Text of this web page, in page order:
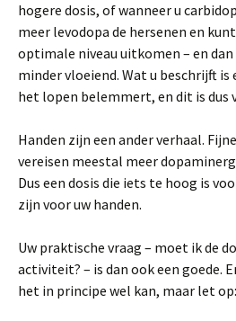
hogere dosis, of wanneer u
meer levodopa de hersenen en
optimale niveau uitkomen – en
minder vloeiend. Wat u beschrijft is
het lopen belemmert, en dit is dus
Handen zijn een ander verhaal.
vereisen meestal meer
Dus een dosis die iets te hoog is
zijn voor uw handen.
Uw praktische vraag – moet ik de
activiteit? – is dan ook een goede.
het in principe wel kan, maar let op: